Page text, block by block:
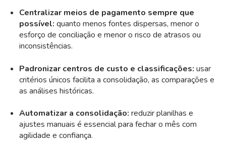
Centralizar meios de pagamento sempre que
possível: quanto menos fontes dispersas, menor o
esforço de conciliação e menor o risco de atrasos ou
inconsistências.
Padronizar centros de custo e classificações: usar
critérios únicos facilita a consolidação, as comparações e
as análises históricas.
Automatizar a consolidação: reduzir planilhas e
ajustes manuais é essencial para fechar o mês com
agilidade e confiança.